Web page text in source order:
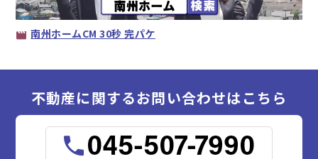
南州ホームCM 30秒 完パケ
不動産に関するお問い合わせはこちら